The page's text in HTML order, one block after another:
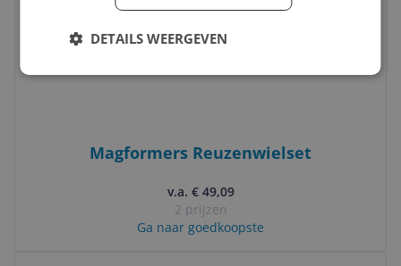
Magformers Reuzenwielset
v.a. € 49,09
2 prijzen
Ga naar goedkoopste
DETAILS WEERGEVEN